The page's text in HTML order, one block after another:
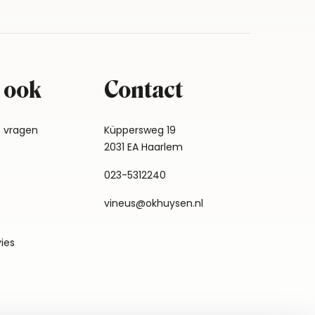
vragen
Contact
Küppersweg 19
2031 EA Haarlem
023-5312240
vineus@okhuysen.nl